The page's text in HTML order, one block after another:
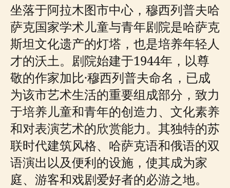
坐落于阿拉木图市中心，穆西列普夫哈
萨克国家学术儿童与青年剧院是哈萨克
斯坦文化遗产的灯塔，也是培养年轻人
才的沃土。剧院始建于1944年，以尊
敬的作家加比·穆西列普夫命名，已成
为该市艺术生活的重要组成部分，致力
于培养儿童和青年的创造力、文化素养
和对表演艺术的欣赏能力。其独特的苏
联时代建筑风格、哈萨克语和俄语的双
语演出以及便利的设施，使其成为家
庭、游客和戏剧爱好者的必游之地。